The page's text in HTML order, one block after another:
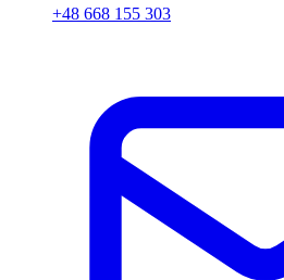
+48 668 155 303